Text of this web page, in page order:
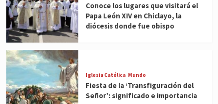
Conoce los lugares que visitará el
Papa León XIV en Chiclayo, la
diócesis donde fue obispo
Iglesia Católica Mundo
Fiesta de la ‘Transfiguración del
Señor’: significado e importancia